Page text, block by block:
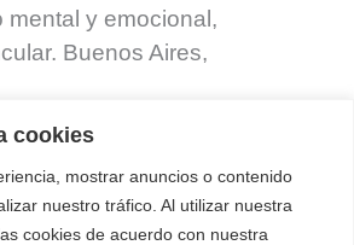
cookies
mostrar anuncios o contenido
nuestro tráfico. Al utilizar nuestra
cookies de acuerdo con nuestra
mental y emocional,
Buenos Aires,